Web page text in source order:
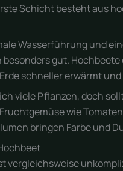
Schicht besteht aus
Wasserführung und
besonders gut.
schneller erwärmt
viele Pflanzen, doch
wie
bringen Farbe und
vergleichsweise